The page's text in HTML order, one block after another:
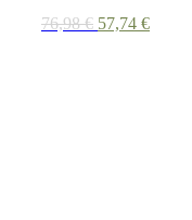
76,98€ O
57,74 €O